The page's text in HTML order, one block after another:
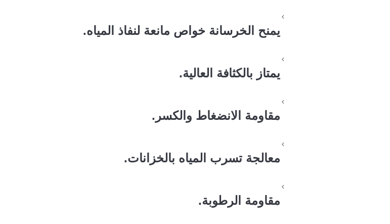
يمنح الخرسانة خواص مانعة لنفاذ المياه.
يمتاز بالكثافة العالية.
مقاومة الانضغاط والكسر.
معالجة تسرب المياه بالخزانات.
مقاومة الرطوبة.